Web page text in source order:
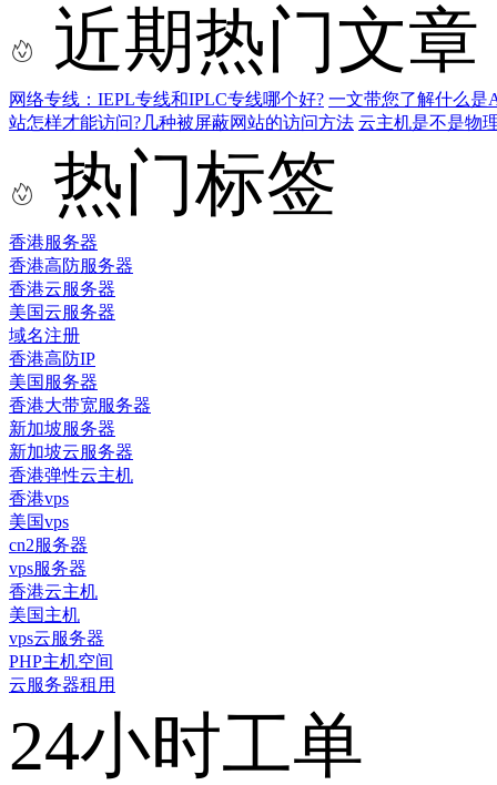
近期热门文章
网络专线：IEPL专线和IPLC专线哪个好? 一文带您了解什么是
站怎样才能访问?几种被屏蔽网站的访问方法 云主机是不是物
热门标签
香港服务器
香港高防服务器
香港云服务器
美国云服务器
域名注册
香港高防IP
美国服务器
香港大带宽服务器
新加坡服务器
新加坡云服务器
香港弹性云主机
香港vps
美国vps
cn2服务器
vps服务器
香港云主机
美国主机
vps云服务器
PHP主机空间
云服务器租用
24小时工单